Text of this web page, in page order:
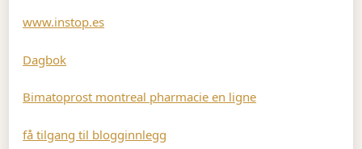
www.instop.es
Dagbok
Bimatoprost montreal pharmacie en ligne
få tilgang til blogginnlegg